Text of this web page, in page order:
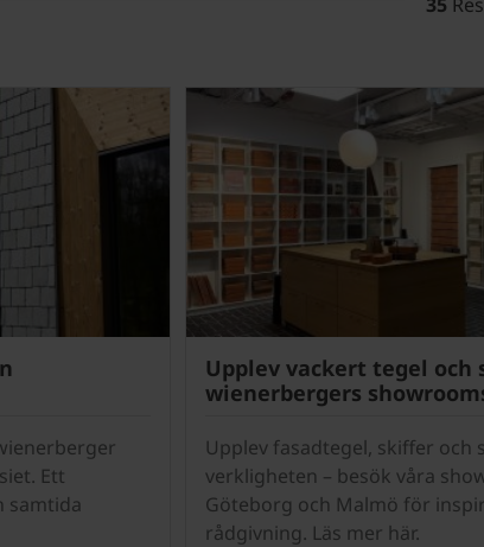
Ett
samtida
Upplev vackert tegel och
wienerbergers
Upplev fasadtegel, skiffer och
verkligheten – besök våra
Göteborg och Malmö för
rådgivning. Läs mer här.